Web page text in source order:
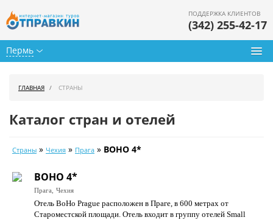
Пермь
ПОДДЕРЖКА КЛИЕНТОВ
(342) 255-42-17
Календарь туров
Цены дня
Страны
ГЛАВНАЯ СТРАНЫ
Каталог стран и отелей
Страны » Чехия » Прага » BOHO 4*
BOHO 4*
Прага, Чехия
Отель BoHo Prague расположен в Праге, в 600 метрах от
Староместской площади. Отель входит в группу отелей Small